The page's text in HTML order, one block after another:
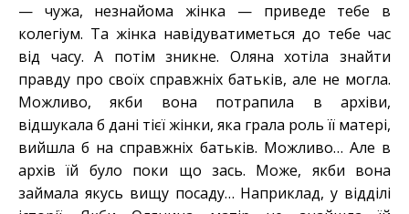
— чужа, незнайома жінка — приведе тебе в
колегіум. Та жінка навідуватиметься до тебе час
від часу. А потім зникне. Оляна хотіла знайти
правду про своїх справжніх батьків, але не могла.
Можливо, якби вона потрапила в архіви,
відшукала б дані тієї жінки, яка грала роль її матері,
вийшла б на справжніх батьків. Можливо… Але в
архів їй було поки що зась. Може, якби вона
займала якусь вищу посаду… Наприклад, у відділі